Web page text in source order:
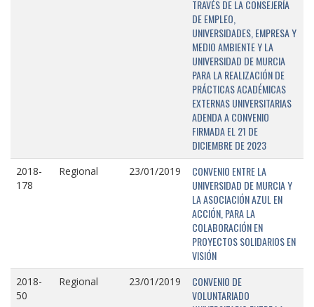
TRAVÉS DE LA CONSEJERÍA
DE EMPLEO,
UNIVERSIDADES, EMPRESA Y
MEDIO AMBIENTE Y LA
UNIVERSIDAD DE MURCIA
PARA LA REALIZACIÓN DE
PRÁCTICAS ACADÉMICAS
EXTERNAS UNIVERSITARIAS
ADENDA A CONVENIO
FIRMADA EL 21 DE
DICIEMBRE DE 2023
2018-
178
Regional 23/01/2019
CONVENIO ENTRE LA
UNIVERSIDAD DE MURCIA Y
LA ASOCIACIÓN AZUL EN
ACCIÓN, PARA LA
COLABORACIÓN EN
PROYECTOS SOLIDARIOS EN
VISIÓN
2018-
50
Regional 23/01/2019
CONVENIO DE
VOLUNTARIADO